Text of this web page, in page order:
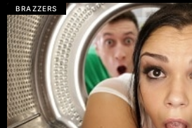
BRAZZERS